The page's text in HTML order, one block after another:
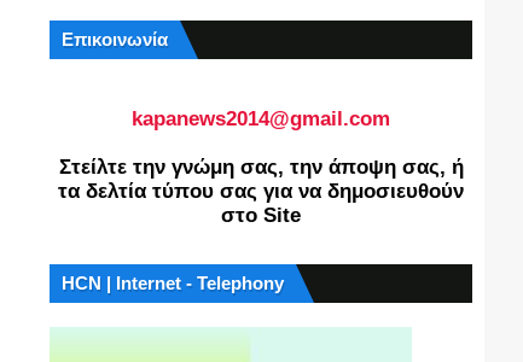
Επικοινωνία
kapanews2014@gmail.com
Στείλτε την γνώμη σας, την άποψη σας, ή
τα δελτία τύπου σας για να δημοσιευθούν
στο Site
HCN | Internet - Telephony